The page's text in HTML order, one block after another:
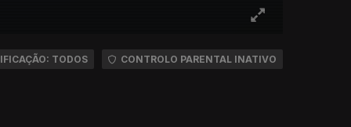
TODOS CONTROLO PARENTAL INATIVO